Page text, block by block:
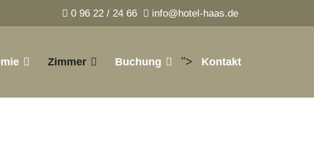
0 96 22 / 24 66 info@hotel-haas.de
Zimmer Buchung "> Kontakt